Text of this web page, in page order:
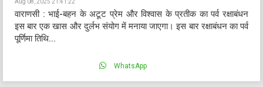
Aug 08, 2025 21:41:22
वाराणसी : भाई-बहन के अटूट प्रेम और विश्वास के प्रतीक का पर्व रक्षाबंधन
इस बार एक खास और दुर्लभ संयोग में मनाया जाएगा। इस बार रक्षाबंधन का पर्व
पूर्णिमा तिथि...
WhatsApp